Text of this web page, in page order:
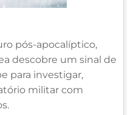
pós-apocalíptico,
descobre um sinal de
para investigar,
militar com